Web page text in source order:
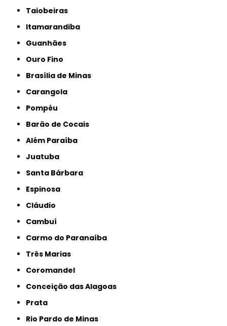
Taiobeiras
Itamarandiba
Guanhães
Ouro Fino
Brasília de Minas
Carangola
Pompéu
Barão de Cocais
Além Paraíba
Juatuba
Santa Bárbara
Espinosa
Cláudio
Cambuí
Carmo do Paranaíba
Três Marias
Coromandel
Conceição das Alagoas
Prata
Rio Pardo de Minas